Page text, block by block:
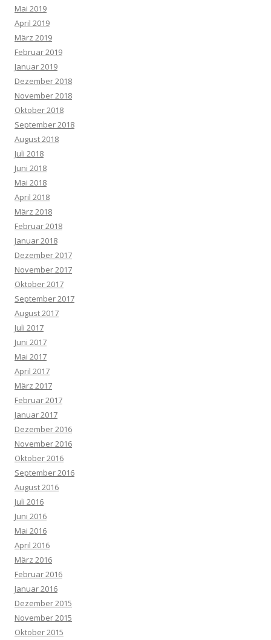
Mai 2019
April 2019
März 2019
Februar 2019
Januar 2019
Dezember 2018
November 2018
Oktober 2018
September 2018
August 2018
Juli 2018
Juni 2018
Mai 2018
April 2018
März 2018
Februar 2018
Januar 2018
Dezember 2017
November 2017
Oktober 2017
September 2017
August 2017
Juli 2017
Juni 2017
Mai 2017
April 2017
März 2017
Februar 2017
Januar 2017
Dezember 2016
November 2016
Oktober 2016
September 2016
August 2016
Juli 2016
Juni 2016
Mai 2016
April 2016
März 2016
Februar 2016
Januar 2016
Dezember 2015
November 2015
Oktober 2015